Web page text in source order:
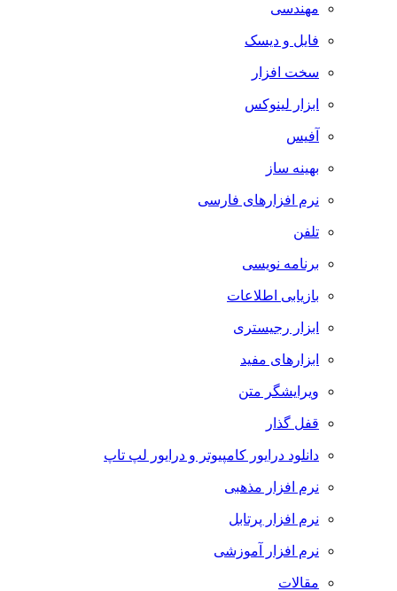
مهندسی
فایل و دیسک
سخت افزار
ابزار لینوکس
آفیس
بهینه ساز
نرم افزارهای فارسی
تلفن
برنامه نویسی
بازیابی اطلاعات
ابزار رجیستری
ابزارهای مفید
ویرایشگر متن
قفل گذار
دانلود درایور کامپیوتر و درایور لپ تاپ
نرم افزار مذهبی
نرم افزار پرتابل
نرم افزار آموزشی
مقالات